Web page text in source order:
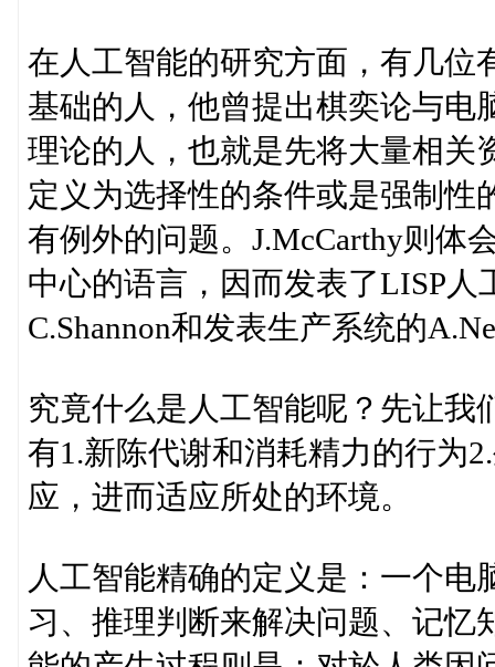
在人工智能的研究方面，有几位
基础的人，他曾提出棋奕论与电
理论的人，也就是先将大量相关
定义为选择性的条件或是强制性
有例外的问题。J.McCarthy则体
中心的语言，因而发表了LISP
C.Shannon和发表生产系统的
究竟什么是人工智能呢？先让我
有1.新陈代谢和消耗精力的行为
应，进而适应所处的环境。
人工智能精确的定义是：一个
习、推理判断来解决问题、记忆